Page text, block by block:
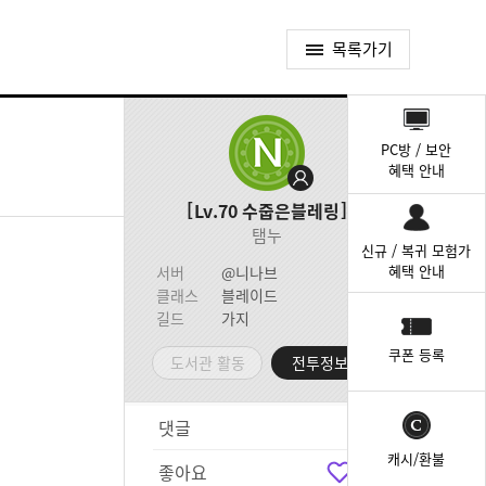
목록가기
Lv.70수줍은블레링
탬누
서버
@니나브
클래스
블레이드
길드
가지
도서관 활동 전투정보실
댓글
좋아요
PC방 / 보안
혜택 안내
신규 / 복귀 모험가
혜택 안내
쿠폰 등록
캐시/환불